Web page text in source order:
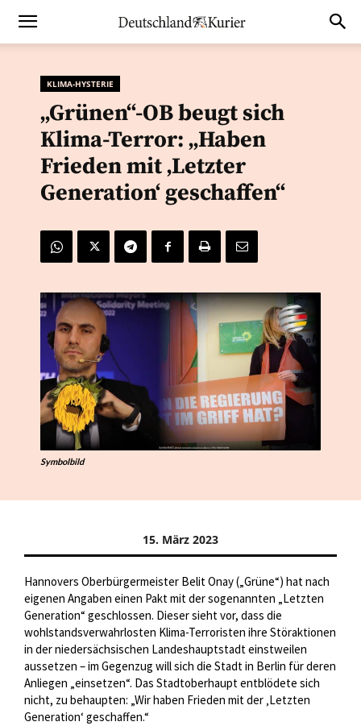
KLIMA-HYSTERIE
„Grünen“-OB beugt sich
Klima-Terror: „Haben
Frieden mit ‚Letzter
Generation‘ geschaffen“
Symbolbild
15. März 2023
Hannovers Oberbürgermeister Belit Onay („Grüne“) hat nach
eigenen Angaben einen Pakt mit der sogenannten „Letzten
Generation“ geschlossen. Dieser sieht vor, dass die
wohlstandsverwahrlosten Klima-Terroristen ihre Störaktionen
in der niedersächsischen Landeshauptstadt einstweilen
aussetzen – im Gegenzug will sich die Stadt in Berlin für deren
Anliegen „einsetzen“. Das Stadtoberhaupt entblödete sich
nicht, zu behaupten: „Wir haben Frieden mit der ‚Letzten
Generation‘ geschaffen.“